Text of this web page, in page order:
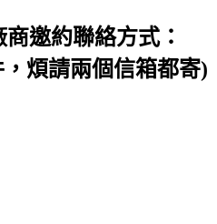
邀約聯絡方式：
，煩請兩個信箱都寄)